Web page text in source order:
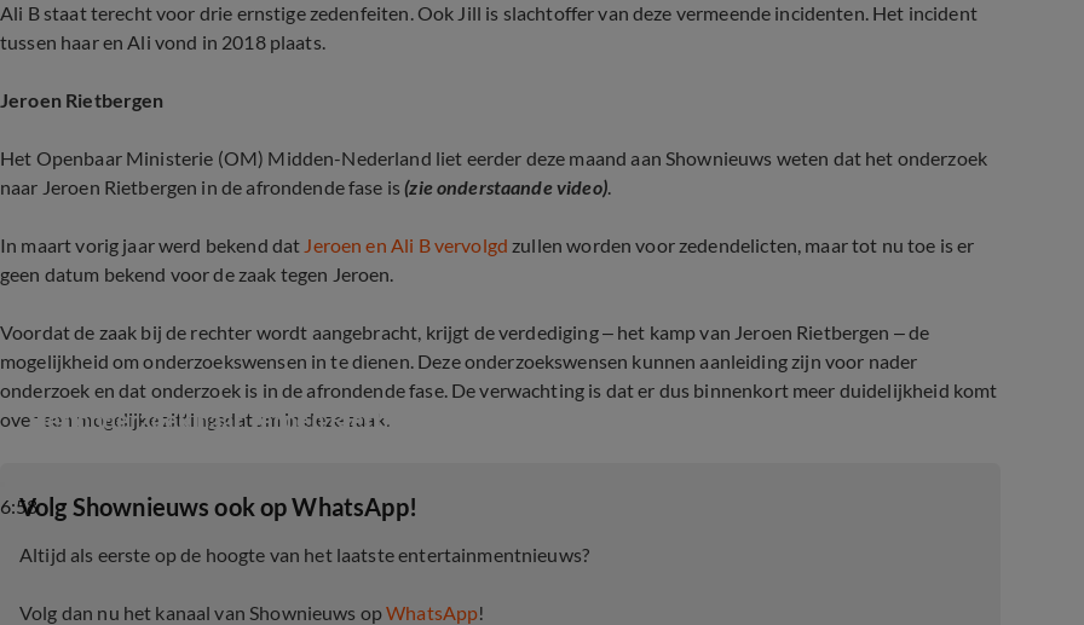
Ali B staat terecht voor drie ernstige zedenfeiten. Ook Jill is slachtoffer van deze vermeende incidenten. Het incident
tussen haar en Ali vond in 2018 plaats.
Jeroen Rietbergen
Het Openbaar Ministerie (OM) Midden-Nederland liet eerder deze maand aan Shownieuws weten dat het onderzoek
naar Jeroen Rietbergen in de afrondende fase is(zie onderstaande video).
In maart vorig jaar werd bekend dat Jeroen en Ali B vervolgd zullen worden voor zedendelicten, maar tot nu toe is er
geen datum bekend voor de zaak tegen Jeroen.
Voordat de zaak bij de rechter wordt aangebracht, krijgt de verdediging – het kamp van Jeroen Rietbergen – de
mogelijkheid om onderzoekswensen in te dienen. Deze onderzoekswensen kunnen aanleiding zijn voor nader
onderzoek en dat onderzoek is in de afrondende fase. De verwachting is dat er dus binnenkort meer duidelijkheid komt
over een mogelijke zittingsdatum in deze zaak.
6:58
Het onderzoek naar Jeroen Rietbergen afgerond
‎Volg Shownieuws ook op WhatsApp!
Altijd als eerste op de hoogte van het laatste entertainmentnieuws?
Volg dan nu het kanaal van Shownieuws opWhatsApp!